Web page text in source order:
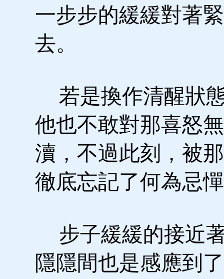
一步步的緩緩對著
去。
若是換作清醒狀
他也不敢對那喜怒
瀆，不過此刻，被
徹底忘記了何為忌
步子緩緩的接近
隱隱間也是感應到